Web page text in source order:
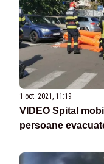
1 oct. 2021, 11:19
VIDEO Spital
persoane